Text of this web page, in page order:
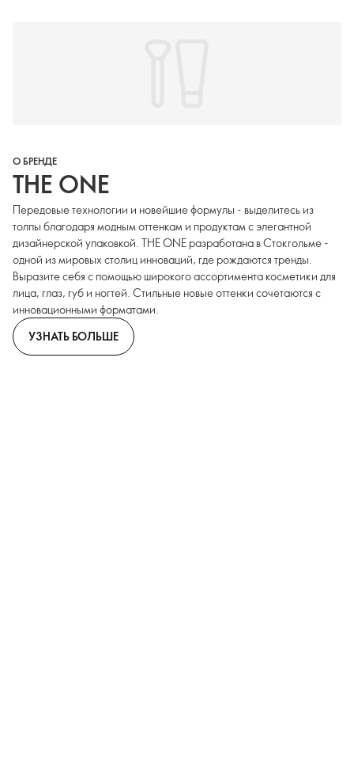
О БРЕНДЕ
THE ONE
Передовые технологии и новейшие формулы - выделитесь из
толпы благодаря модным оттенкам и продуктам с элегантной
дизайнерской упаковкой. THE ONE разработана в Стокгольме -
одной из мировых столиц инноваций, где рождаются тренды.
Выразите себя с помощью широкого ассортимента косметики для
лица, глаз, губ и ногтей. Стильные новые оттенки сочетаются с
инновационными форматами.
УЗНАТЬ БОЛЬШЕ